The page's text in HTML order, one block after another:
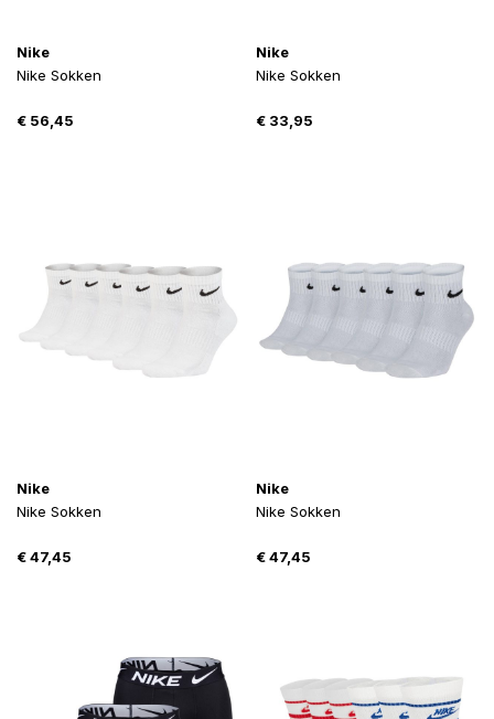
Nike
Nike Sokken
€ 56,45
Nike
Nike Sokken
€33,95
Nike
Nike Sokken
€47,45
Nike
Nike Sokken
€47,45